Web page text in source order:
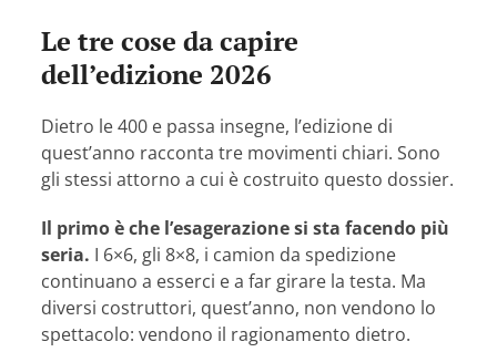
Le tre cose da capire
dell’edizione 2026
Dietro le 400 e passa insegne, l’edizione di
quest’anno racconta tre movimenti chiari. Sono
gli stessi attorno a cui è costruito questo dossier.
Il primo è che l’esagerazione si sta facendo più
seria. I 6×6, gli 8×8, i camion da spedizione
continuano a esserci e a far girare la testa. Ma
diversi costruttori, quest’anno, non vendono lo
spettacolo: vendono il ragionamento dietro.